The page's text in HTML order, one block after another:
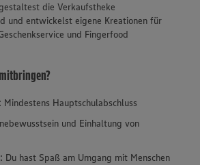
die Verkaufstheke
und entwickelst eigene Kreationen für
und Fingerfood
: Mindestens Hauptschulabschluss
und Einhaltung von
: Du hast Spaß am Umgang mit Menschen